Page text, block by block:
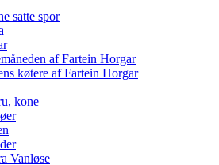
satte spor
af Fartein Horgar
køtere af Fartein Horgar
kone
Vanløse